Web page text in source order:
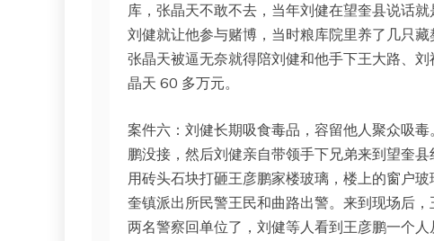
库，张晶天不敢不去，当年刘健在望奎县说话
刘健就让他参与赌博，当时粮库院里养了几只
张晶天被逼无奈就得陪刘健和他手下王大路、
晶天 60 多万元。
案件六：刘健长期吸食毒品，容留他人聚众吸
鹏没接，然后刘健亲自带领手下兄弟来到望奎
用砖头石块打砸王彦鹏家楼玻璃，楼上的窗户
奎镇派出所民警王民和曲路出警。来到现场后
两名警察回单位了，刘健等人看到王彦鹏一个